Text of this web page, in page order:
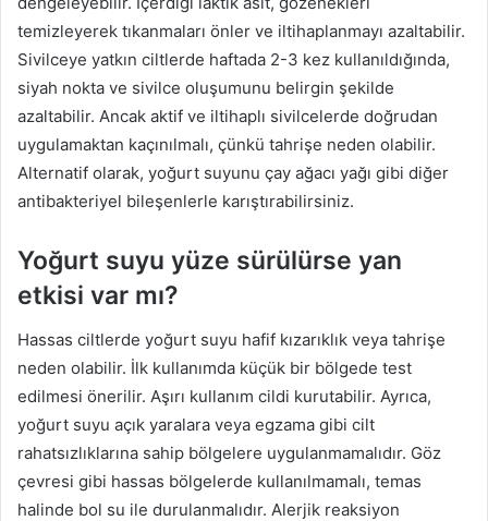
temizleyerek tıkanmaları önler ve iltihaplanmayı azaltabilir.
Sivilceye yatkın ciltlerde haftada 2-3 kez kullanıldığında,
siyah nokta ve sivilce oluşumunu belirgin şekilde
azaltabilir. Ancak aktif ve iltihaplı sivilcelerde doğrudan
uygulamaktan kaçınılmalı, çünkü tahrişe neden olabilir.
Alternatif olarak, yoğurt suyunu çay ağacı yağı gibi diğer
antibakteriyel bileşenlerle karıştırabilirsiniz.
Yoğurt suyu yüze sürülürse yan
etkisi var mı?
Hassas ciltlerde yoğurt suyu hafif kızarıklık veya tahrişe
neden olabilir. İlk kullanımda küçük bir bölgede test
edilmesi önerilir. Aşırı kullanım cildi kurutabilir. Ayrıca,
yoğurt suyu açık yaralara veya egzama gibi cilt
rahatsızlıklarına sahip bölgelere uygulanmamalıdır. Göz
çevresi gibi hassas bölgelerde kullanılmamalı, temas
halinde bol su ile durulanmalıdır. Alerjik reaksiyon